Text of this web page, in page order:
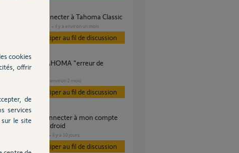
de se connecter à Tahoma Classic
DOMOTIQUE il y a environ un mois
Participer au fil de discussion
il y a environ 2 mois
Participer au fil de discussion
sur l'app Android
il y a 10 jours
Participer au fil de discussion
cookies
offrir
de
services
le site